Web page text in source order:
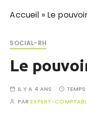
Accueil » Le
SOCIAL-RH
Le
IL Y A 4 ANS
PAREXPERT-